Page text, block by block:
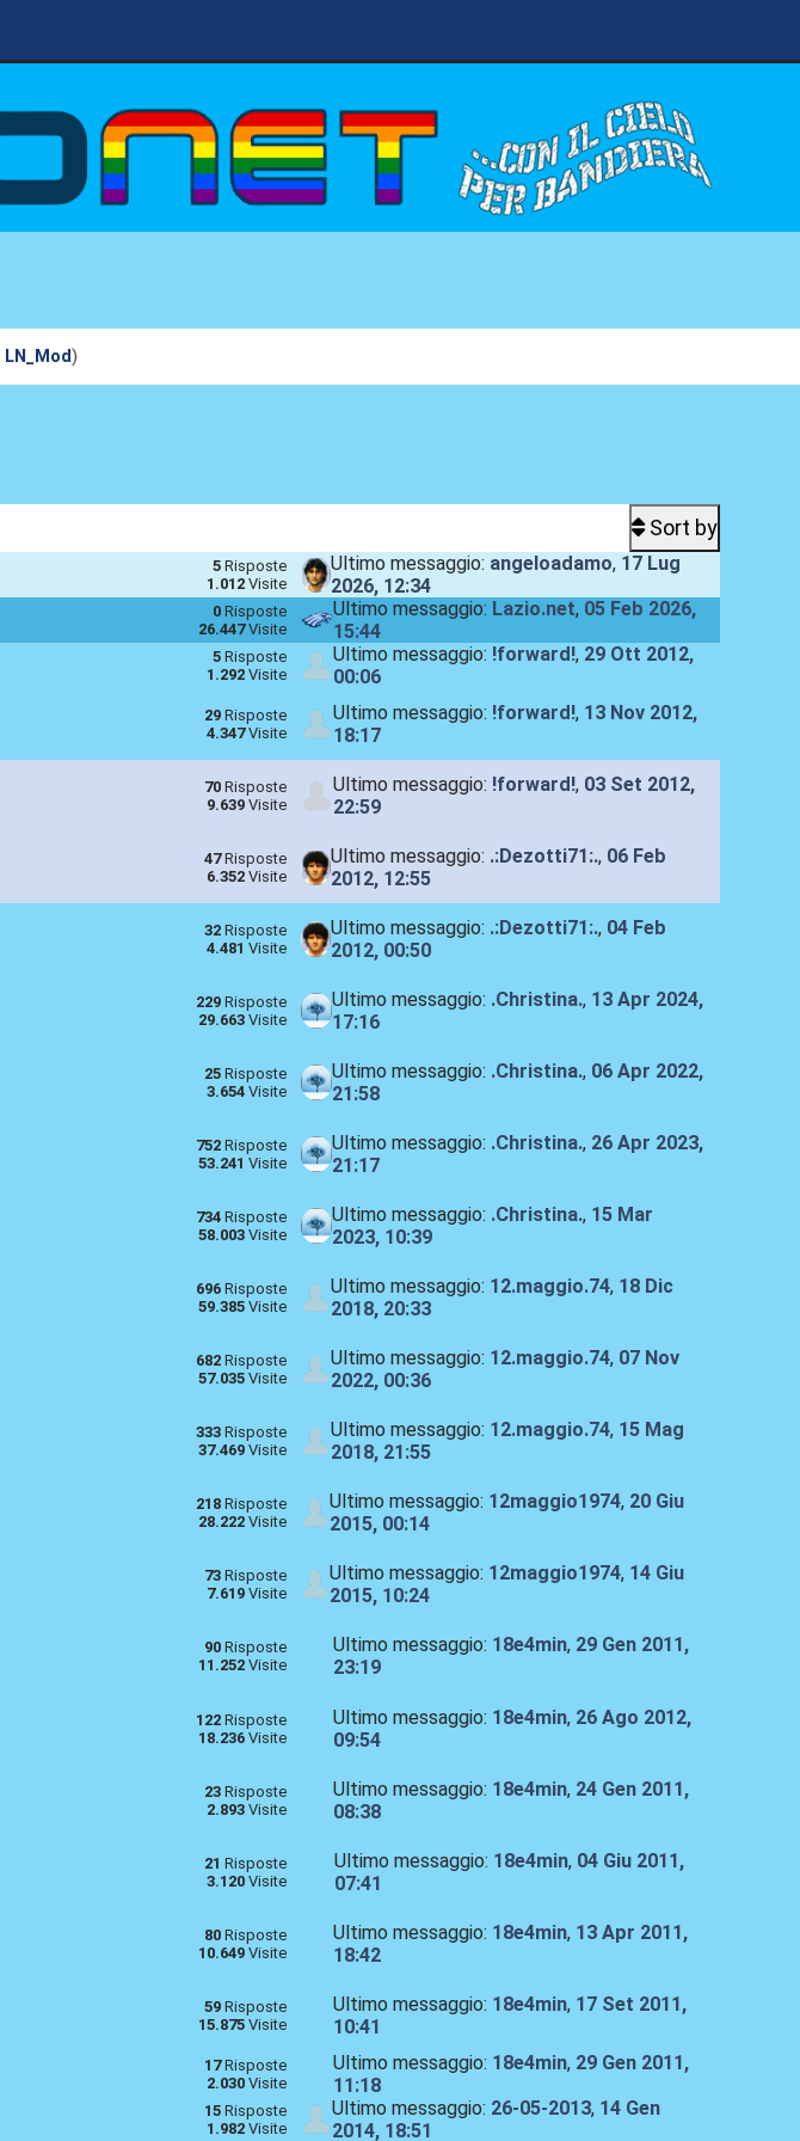
LN_Mod)
Sort by
5Risposte
1.012Visite
Ultimo messaggio: angeloadamo, 17 Lug
2026, 12:34
0Risposte
26.447Visite
Ultimo messaggio: Lazio.net, 05 Feb 2026,
15:44
5Risposte
1.292Visite
Ultimo messaggio: !forward!, 29 Ott 2012,
00:06
29Risposte
4.347Visite
Ultimo messaggio: !forward!, 13 Nov 2012,
18:17
70Risposte
9.639Visite
Ultimo messaggio: !forward!, 03 Set 2012,
22:59
47Risposte
6.352Visite
Ultimo messaggio: .:Dezotti71:., 06 Feb
2012, 12:55
32Risposte
4.481 Visite
Ultimo messaggio: .:Dezotti71:., 04 Feb
2012, 00:50
229Risposte
29.663Visite
Ultimo messaggio: .Christina., 13 Apr 2024,
17:16
25Risposte
3.654Visite
Ultimo messaggio: .Christina., 06 Apr 2022,
21:58
752Risposte
53.241 Visite
Ultimo messaggio: .Christina., 26 Apr 2023,
21:17
734Risposte
58.003Visite
Ultimo messaggio: .Christina., 15 Mar
2023, 10:39
696Risposte
59.385Visite
Ultimo messaggio: 12.maggio.74, 18 Dic
2018, 20:33
682Risposte
57.035Visite
Ultimo messaggio: 12.maggio.74, 07 Nov
2022, 00:36
333Risposte
37.469Visite
Ultimo messaggio: 12.maggio.74, 15 Mag
2018, 21:55
218Risposte
28.222Visite
Ultimo messaggio: 12maggio1974, 20 Giu
2015, 00:14
73Risposte
7.619Visite
Ultimo messaggio: 12maggio1974, 14 Giu
2015, 10:24
90Risposte
11.252Visite
Ultimo messaggio: 18e4min, 29 Gen 2011,
23:19
122Risposte
18.236Visite
Ultimo messaggio: 18e4min, 26 Ago 2012,
09:54
23Risposte
2.893Visite
Ultimo messaggio: 18e4min, 24 Gen 2011,
08:38
21 Risposte
3.120Visite
Ultimo messaggio: 18e4min, 04 Giu 2011,
07:41
80Risposte
10.649Visite
Ultimo messaggio: 18e4min, 13 Apr 2011,
18:42
59Risposte
15.875Visite
Ultimo messaggio: 18e4min, 17 Set 2011,
10:41
17Risposte
2.030Visite
Ultimo messaggio: 18e4min, 29 Gen 2011,
11:18
15Risposte
1.982Visite
Ultimo messaggio: 26-05-2013, 14 Gen
2014, 18:51